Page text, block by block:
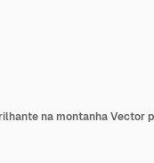
na montanha Vector